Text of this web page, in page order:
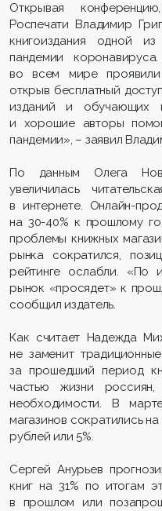
Открывая
Роспечати Владимир
книгоиздания одной
пандемии
во всем мире проявили
открыв бесплатный
изданий и обучающих
и хорошие авторы
пандемии», – заявил
По данным Олега
увеличилась
в интернете. Онлайн-
на 30-40% к прошлому
проблемы книжных
рынка сократился,
рейтинге ослабли. «По
рынок «просядет» к
сообщил издатель.
Как считает Надежда
не заменит
за прошедший период
частью жизни россиян,
необходимости. В
магазинов сократились
рублей или 5%.
Сергей Анурьев
книг на 31% по итогам
в прошлом или